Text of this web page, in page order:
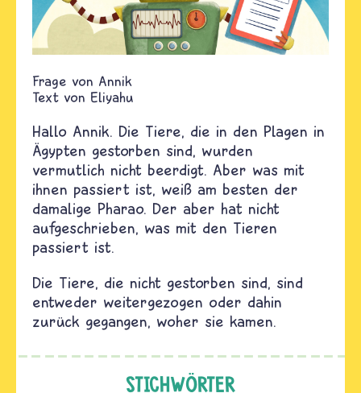
Annik
Text von Eliyahu
Hallo Annik. Die Tiere, die in den Plagen in
Ägypten gestorben sind, wurden
vermutlich nicht beerdigt. Aber was mit
ihnen passiert ist, weiß am besten der
damalige Pharao. Der aber hat nicht
aufgeschrieben, was mit den Tieren
passiert ist.
Die Tiere, die nicht gestorben sind, sind
entweder weitergezogen oder dahin
zurück gegangen, woher sie kamen.
STICHWÖRTER